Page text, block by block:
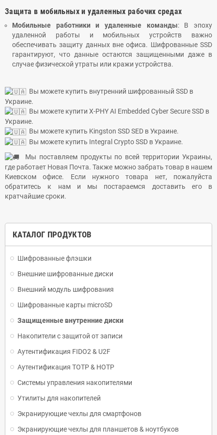
КАТАЛОГ ПРОДУКТОВ
Шифрованные флэшки
Bнешние шифрованные диски
Внешний модуль шифрования
Шифрованные карты microSD
Защищенные внутренние диски
Накопители с защитой от записи
Аутентификация FIDO2 & U2F
Аутентификация TOTP & HOTP
Системы управления накопителями
Утилиты для накопителей
Экранирующие чехлы для смартфонов
Экранирующие чехлы для планшетов & ноутбуков
Защита в мобильных и удаленных рабочих средах
Мобильные работники и удаленные команды: В эпоху
удаленной работы и мобильных устройств важно
обеспечивать защиту данных вне офиса. Шифрованные SSD
гарантируют, что данные остаются защищенными даже в
случае физической утраты или кражи устройства.
Вы можете купить внутренний шифрованный SSD в
Украине.
Вы можете купити X-PHY AI Embedded Cyber Secure SSD в
Украине.
Вы можете купить Kingston SSD SED в Украине.
Вы можете купить Integral Crypto SSD в Украине.
Мы поставляем продукты по всей территории Украины,
где работает Новая Почта. Также можно забрать товар в нашем
Киевском офисе. Если нужного товара нет, пожалуйста
обратитесь к нам и мы постараемся доставить его в
кратчайшие сроки.